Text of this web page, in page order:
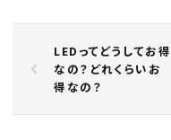
LEDってどうしてお得
なの？どれくらいお
得なの？